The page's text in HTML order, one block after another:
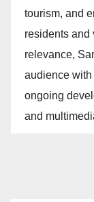
tourism, and
residents and
relevance,
audience with
ongoing
and